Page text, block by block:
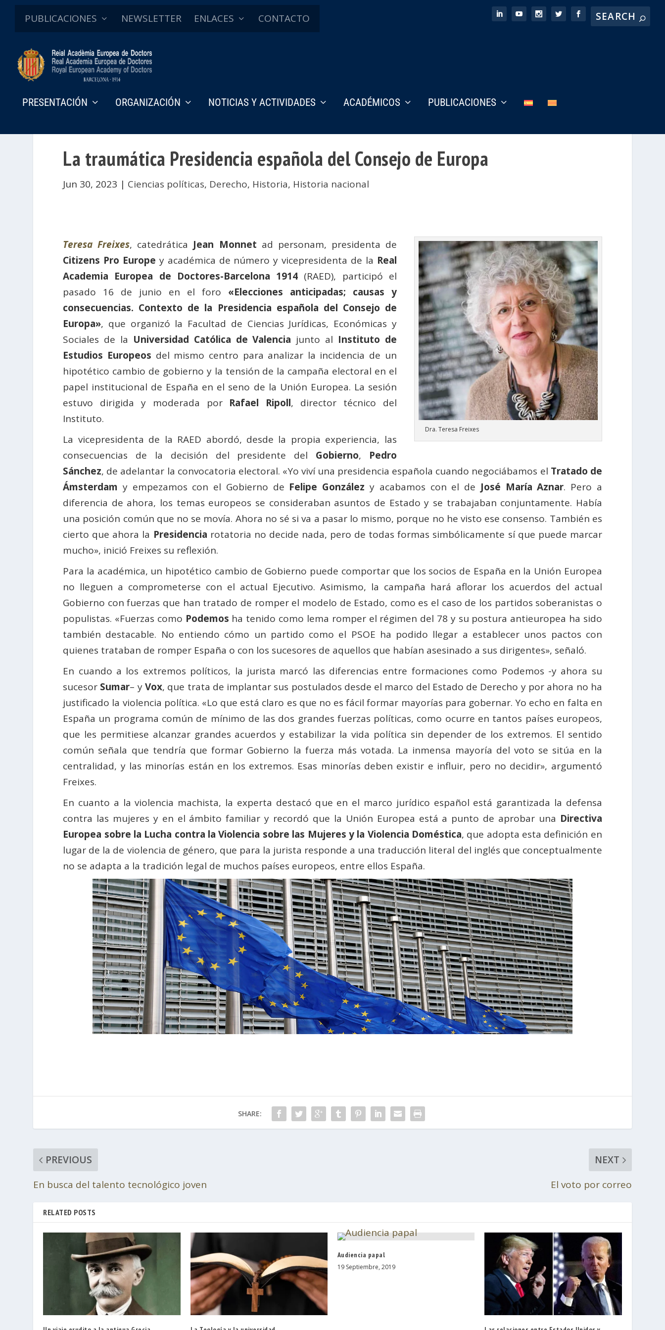
PUBLICACIONES NEWSLETTER ENLACES CONTACTO
PRESENTACIÓN ORGANIZACIÓN NOTICIAS Y ACTIVIDADES ACADÉMICOS PUBLICACIONES
La traumática Presidencia española del Consejo de Europa
Jun 30, 2023 | Ciencias políticas, Derecho, Historia, Historia nacional
Dra. Teresa Freixes
Teresa Freixes, catedrática Jean Monnet ad personam, presidenta de
Citizens Pro Europe y académica de número y vicepresidenta de la Real
Academia Europea de Doctores-Barcelona 1914 (RAED), participó el
pasado 16 de junio en el foro «Elecciones anticipadas; causas y
consecuencias. Contexto de la Presidencia española del Consejo de
Europa», que organizó la Facultad de Ciencias Jurídicas, Económicas y
Sociales de la Universidad Católica de Valencia junto al Instituto de
Estudios Europeos del mismo centro para analizar la incidencia de un
hipotético cambio de gobierno y la tensión de la campaña electoral en el
papel institucional de España en el seno de la Unión Europea. La sesión
estuvo dirigida y moderada por Rafael Ripoll, director técnico del
Instituto.
La vicepresidenta de la RAED abordó, desde la propia experiencia, las
consecuencias de la decisión del presidente del Gobierno, Pedro
Sánchez, de adelantar la convocatoria electoral. «Yo viví una presidencia española cuando negociábamos el Tratado de
Ámsterdam y empezamos con el Gobierno de Felipe González y acabamos con el de José María Aznar. Pero a
diferencia de ahora, los temas europeos se consideraban asuntos de Estado y se trabajaban conjuntamente. Había
una posición común que no se movía. Ahora no sé si va a pasar lo mismo, porque no he visto ese consenso. También es
cierto que ahora la Presidencia rotatoria no decide nada, pero de todas formas simbólicamente sí que puede marcar
mucho», inició Freixes su reflexión.
Para la académica, un hipotético cambio de Gobierno puede comportar que los socios de España en la Unión Europea
no lleguen a comprometerse con el actual Ejecutivo. Asimismo, la campaña hará aflorar los acuerdos del actual
Gobierno con fuerzas que han tratado de romper el modelo de Estado, como es el caso de los partidos soberanistas o
populistas. «Fuerzas como Podemos ha tenido como lema romper el régimen del 78 y su postura antieuropea ha sido
también destacable. No entiendo cómo un partido como el PSOE ha podido llegar a establecer unos pactos con
quienes trataban de romper España o con los sucesores de aquellos que habían asesinado a sus dirigentes», señaló.
En cuando a los extremos políticos, la jurista marcó las diferencias entre formaciones como Podemos -y ahora su
sucesor Sumar– yVox, que trata de implantar sus postulados desde el marco del Estado de Derecho y por ahora no ha
justificado la violencia política. «Lo que está claro es que no es fácil formar mayorías para gobernar. Yo echo en falta en
España un programa común de mínimo de las dos grandes fuerzas políticas, como ocurre en tantos países europeos,
que les permitiese alcanzar grandes acuerdos y estabilizar la vida política sin depender de los extremos. El sentido
común señala que tendría que formar Gobierno la fuerza más votada. La inmensa mayoría del voto se sitúa en la
centralidad, y las minorías están en los extremos. Esas minorías deben existir e influir, pero no decidir», argumentó
Freixes.
En cuanto a la violencia machista, la experta destacó que en el marco jurídico español está garantizada la defensa
contra las mujeres y en el ámbito familiar y recordó que la Unión Europea está a punto de aprobar una Directiva
Europea sobre la Lucha contra la Violencia sobre las Mujeres y la Violencia Doméstica, que adopta esta definición en
lugar de la de violencia de género, que para la jurista responde a una traducción literal del inglés que conceptualmente
no se adapta a la tradición legal de muchos países europeos, entre ellos España.
SHARE:
PREVIOUS
En busca del talento tecnológico joven
NEXT
El voto por correo
RELATED POSTS
Audiencia papal
19 Septiembre, 2019